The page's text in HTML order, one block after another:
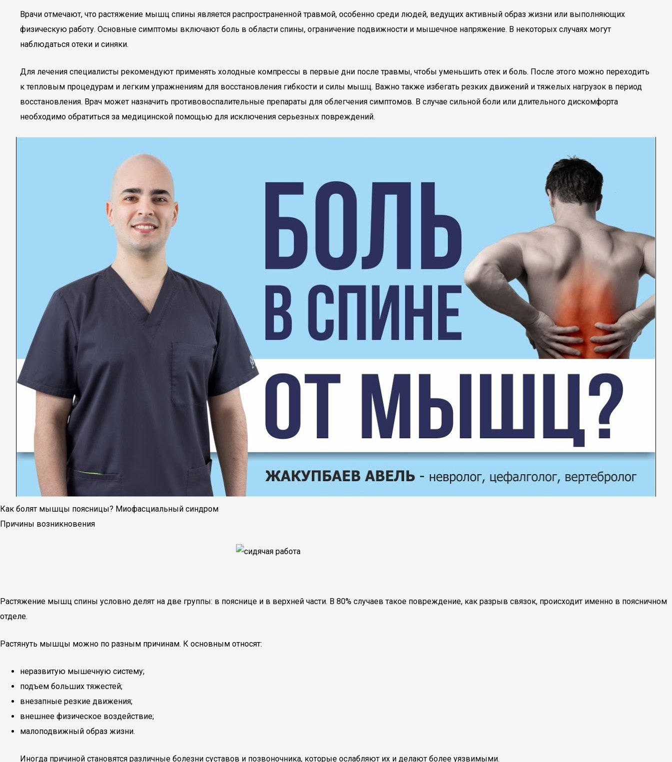
Врачи отмечают, что растяжение мышц спины является распространенной травмой, особенно среди людей, ведущих активный образ жизни или выполняющих
физическую работу. Основные симптомы включают боль в области спины, ограничение подвижности и мышечное напряжение. В некоторых случаях могут
наблюдаться отеки и синяки.
Для лечения специалисты рекомендуют применять холодные компрессы в первые дни после травмы, чтобы уменьшить отек и боль. После этого можно переходить
к тепловым процедурам и легким упражнениям для восстановления гибкости и силы мышц. Важно также избегать резких движений и тяжелых нагрузок в период
восстановления. Врач может назначить противовоспалительные препараты для облегчения симптомов. В случае сильной боли или длительного дискомфорта
необходимо обратиться за медицинской помощью для исключения серьезных повреждений.
Как болят мышцы поясницы? Миофасциальный синдром
Причины возникновения
Растяжение мышц спины условно делят на две группы: в пояснице и в верхней части. В 80% случаев такое повреждение, как разрыв связок, происходит именно в поясничном
отделе.
Растянуть мышцы можно по разным причинам. К основным относят:
неразвитую мышечную систему;
подъем больших тяжестей;
внезапные резкие движения;
внешнее физическое воздействие;
малоподвижный образ жизни.
Иногда причиной становятся различные болезни суставов и позвоночника, которые ослабляют их и делают более уязвимыми.